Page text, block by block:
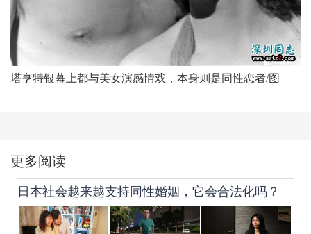
塔亨特银幕上都与美女演感情戏，本身则是同性恋者/图
更多阅读
日本社会越来越支持同性婚姻，它会合法化吗？